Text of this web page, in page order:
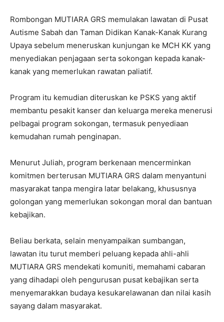
Rombongan MUTIARA GRS memulakan lawatan di Pusat
Autisme Sabah dan Taman Didikan Kanak-Kanak Kurang
Upaya sebelum meneruskan kunjungan ke MCH KK yang
menyediakan penjagaan serta sokongan kepada kanak-
kanak yang memerlukan rawatan paliatif.
Program itu kemudian diteruskan ke PSKS yang aktif
membantu pesakit kanser dan keluarga mereka menerusi
pelbagai program sokongan, termasuk penyediaan
kemudahan rumah penginapan.
Menurut Juliah, program berkenaan mencerminkan
komitmen berterusan MUTIARA GRS dalam menyantuni
masyarakat tanpa mengira latar belakang, khususnya
golongan yang memerlukan sokongan moral dan bantuan
kebajikan.
Beliau berkata, selain menyampaikan sumbangan,
lawatan itu turut memberi peluang kepada ahli-ahli
MUTIARA GRS mendekati komuniti, memahami cabaran
yang dihadapi oleh pengurusan pusat kebajikan serta
menyemarakkan budaya kesukarelawanan dan nilai kasih
sayang dalam masyarakat.